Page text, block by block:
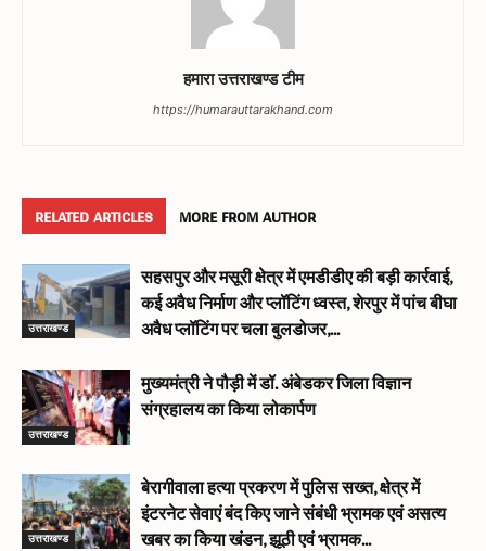
हमारा उत्तराखण्ड टीम
https://humarauttarakhand.com
RELATED ARTICLES MORE FROM AUTHOR
उत्तराखण्ड
सहसपुर और मसूरी क्षेत्र में एमडीडीए की बड़ी कार्रवाई,
कई अवैध निर्माण और प्लॉटिंग ध्वस्त, शेरपुर में पांच बीघा
अवैध प्लॉटिंग पर चला बुलडोजर,...
उत्तराखण्ड
मुख्यमंत्री ने पौड़ी में डॉ. अंबेडकर जिला विज्ञान
संग्रहालय का किया लोकार्पण
उत्तराखण्ड
बेरागीवाला हत्या प्रकरण में पुलिस सख्त, क्षेत्र में
इंटरनेट सेवाएं बंद किए जाने संबंधी भ्रामक एवं असत्य
खबर का किया खंडन, झूठी एवं भ्रामक...